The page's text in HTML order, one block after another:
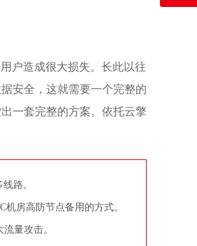
户造成很大损失。长此以往
安全，这就需要一个完整的
一套完整的方案。依托云擎
路。
房高防节点备用的方式。
量攻击。